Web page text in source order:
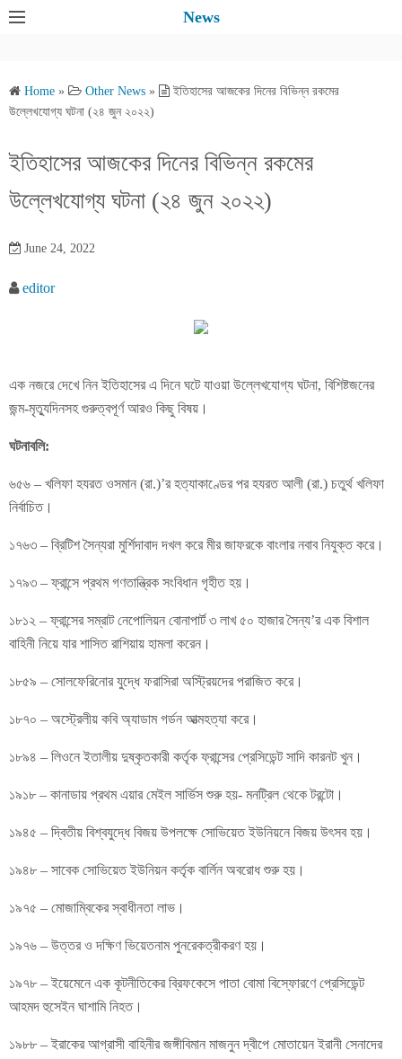
News
Home » Other News »
ইতিহাসের আজকের দিনের বিভিন্ন রকমের
উল্লেখযোগ্য ঘটনা (২৪ জুন ২০২২)
ইতিহাসের আজকের দিনের বিভিন্ন রকমের
উল্লেখযোগ্য ঘটনা (২৪ জুন ২০২২)
June 24, 2022
editor
এক নজরে দেখে নিন ইতিহাসের এ দিনে ঘটে যাওয়া উল্লেখযোগ্য ঘটনা, বিশিষ্টজনের
জন্ম-মৃত্যুদিনসহ গুরুত্বপূর্ণ আরও কিছু বিষয়।
ঘটনাবলি:
৬৫৬ – খলিফা হযরত ওসমান (রা.)’র হত্যাকাণ্ডের পর হযরত আলী (রা.) চতুর্থ খলিফা
নির্বাচিত।
১৭৬৩ – ব্রিটিশ সৈন্যরা মুর্শিদাবাদ দখল করে মীর জাফরকে বাংলার নবাব নিযুক্ত করে।
১৭৯৩ – ফ্রান্সে প্রথম গণতান্ত্রিক সংবিধান গৃহীত হয়।
১৮১২ – ফ্রান্সের সম্রাট নেপোলিয়ন বোনাপার্ট ৩ লাখ ৫০ হাজার সৈন্য’র এক বিশাল
বাহিনী নিয়ে যার শাসিত রাশিয়ায় হামলা করেন।
১৮৫৯ – সোলফেরিনোর যুদ্ধে ফরাসিরা অস্ট্রিয়দের পরাজিত করে।
১৮৭০ – অস্ট্রেলীয় কবি অ্যাডাম গর্ডন আত্মহত্যা করে।
১৮৯৪ – লিওনে ইতালীয় দুষ্কৃতকারী কর্তৃক ফ্রান্সের প্রেসিডেন্ট সাদি কারনট খুন।
১৯১৮ – কানাডায় প্রথম এয়ার মেইল সার্ভিস শুরু হয়- মনট্রিল থেকে টরন্টো।
১৯৪৫ – দ্বিতীয় বিশ্বযুদ্ধে বিজয় উপলক্ষে সোভিয়েত ইউনিয়নে বিজয় উৎসব হয়।
১৯৪৮ – সাবেক সোভিয়েত ইউনিয়ন কর্তৃক বার্লিন অবরোধ শুরু হয়।
১৯৭৫ – মোজাম্বিকের স্বাধীনতা লাভ।
১৯৭৬ – উত্তর ও দক্ষিণ ভিয়েতনাম পুনরেকত্রীকরণ হয়।
১৯৭৮ – ইয়েমেনে এক কূটনীতিকের ব্রিফকেসে পাতা বোমা বিস্ফোরণে প্রেসিডেন্ট
আহমদ হুসেইন ঘাশামি নিহত।
১৯৮৮ – ইরাকের আগ্রাসী বাহিনীর জঙ্গীবিমান মাজনুন দ্বীপে মোতায়েন ইরানী সেনাদের